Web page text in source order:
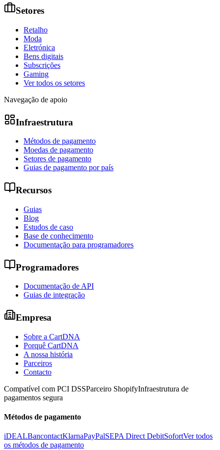
Setores
Retalho
Moda
Eletrónica
Bens digitais
Subscrições
Gaming
Ver todos os setores
Navegação de apoio
Infraestrutura
Métodos de pagamento
Moedas de pagamento
Setores de pagamento
Guias de pagamento por país
Recursos
Guias
Blog
Estudos de caso
Base de conhecimento
Documentação para programadores
Programadores
Documentação de API
Guias de integração
Empresa
Sobre a CartDNA
Porquê CartDNA
A nossa história
Parceiros
Contacto
Compatível com PCI DSSParceiro ShopifyInfraestrutura de
pagamentos segura
Métodos de pagamento
iDEALBancontactKlarnaPayPalSEPA Direct DebitSofortVer todos
os métodos de pagamento